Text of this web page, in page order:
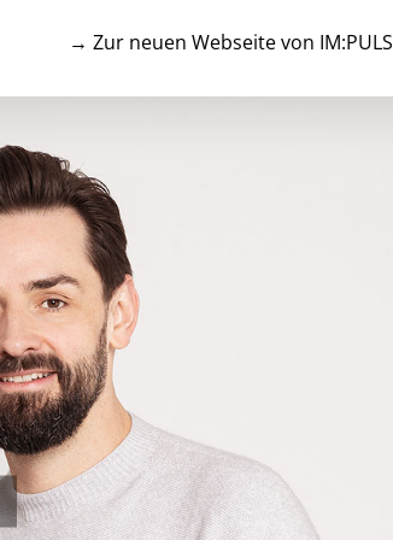
→ Zur neuen Webseite von IM:PULS